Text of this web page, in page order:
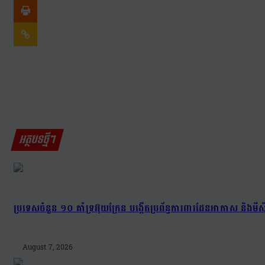
អត្ថបទថ្មីៗ
ប្រទេសចំនួន ១០ គាំទ្រអ៊ុយក្រែន បង្កើតប្រព័ន្ធការពារដែនអាកាស និង
August 7, 2026